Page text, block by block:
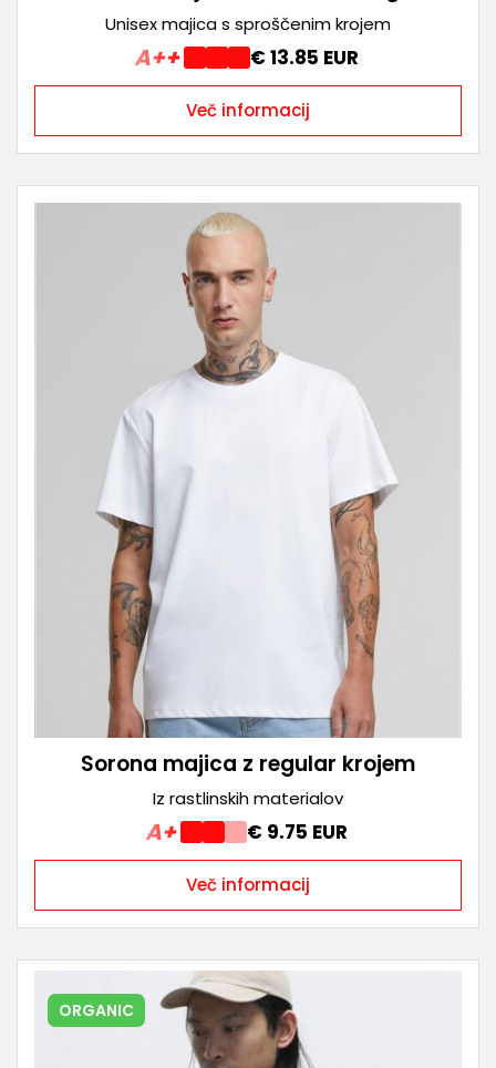
Unisex majica s sproščenim krojem
A++ € 13.85 EUR
Več informacij
Sorona majica z regular krojem
Iz rastlinskih materialov
A+ € 9.75 EUR
Več informacij
ORGANIC